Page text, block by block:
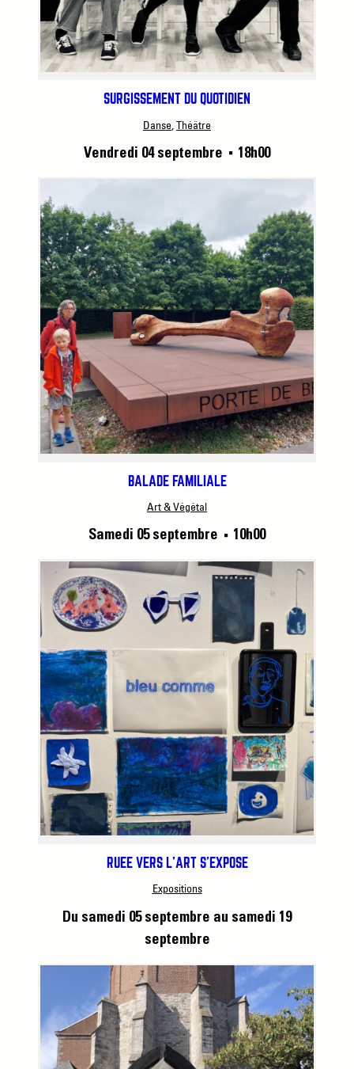
SURGISSEMENT DU QUOTIDIEN
Danse Théâtre
Vendredi 04 septembre ■ 18h00
BALADE FAMILIALE
Art & Végétal
Samedi 05 septembre ■ 10h00
RUÉE VERS L’ART S’EXPOSE
Expositions
Du samedi 05 septembre au samedi 19
septembre